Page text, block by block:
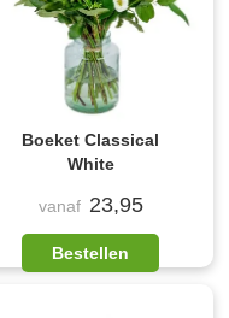
Boeket Classical
White
vanaf 23,95
Bestellen